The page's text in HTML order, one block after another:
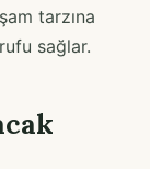
tarzına
sağlar.